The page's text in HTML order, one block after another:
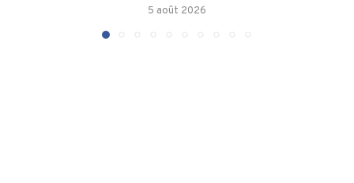
5 août 2026